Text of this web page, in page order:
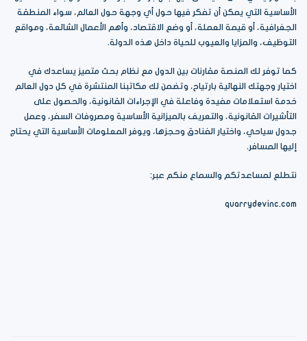
الأساسية التي يمكن أن تفكر فيها حول أي وجهة حول العالم، سواء المنطقة
الجغرافية، أو قيمة العملة، أو وضع الاقتصاد، وأهم الأعمال الشائعة، ومواقع
التوظيف، والمزايا والعيوب للحياة داخل هذه الدولة.
كما توفر لك المنصة مقارنات بين الدول مع نظام بحث متميز يساعدك في
اختيار وجهتك النهائية بارتياح، وتضمن لك مكاتبنا المنتشرة في كل دول العالم
خدمة استعلامات مفيدة وفاعلة في الإجراءات القانونية، والحصول على
التأشيرات القانونية، والتعريف بالميزانية الأساسية ومصروفات السفر، وعمل
جدول سياحي، واختيار الفنادق وحجزها، ويوفر المعلومات الأساسية التي يحتاج
إليها المسافر.
نتطلع لمساعدتكم والسماع منكم عبر:
quarrydevinc.com